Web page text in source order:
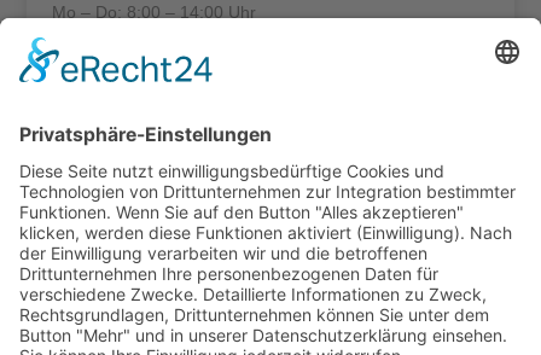
Mo – Do: 8:00 – 14:00 Uhr
Fr: 8:00 – 12:00 Uhr
Termine außerhalb unserer Geschäftszeiten nur
nach Absprache.
Folgt uns auf facebook